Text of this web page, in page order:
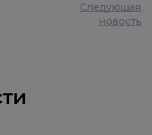
Следующая
новость